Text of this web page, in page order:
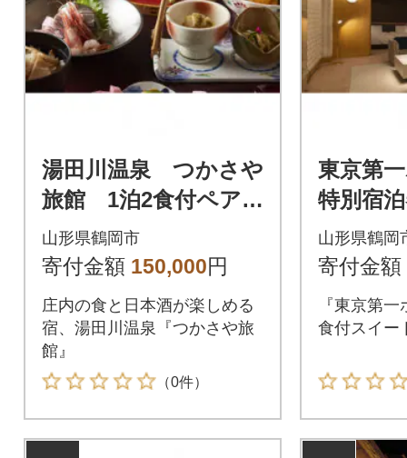
湯田川温泉 つかさや
旅館 1泊2食付ペア宿
泊券 【詣でる つか
る 頂きますプラ
山形県鶴岡市
寄付金額 150,000円
庄内の食と日本酒が楽しめる
宿、湯田川温泉『つかさや旅
館』
（0件）
東京第
特別宿
【食と
りプラ
山形県鶴岡
寄付金額
『東京第
食付スイー